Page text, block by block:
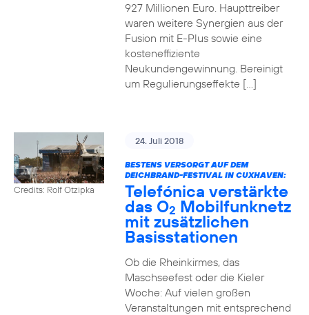
927 Millionen Euro. Haupttreiber
waren weitere Synergien aus der
Fusion mit E-Plus sowie eine
kosteneffiziente
Neukundengewinnung. Bereinigt
um Regulierungseffekte […]
Credits: Rolf Otzipka
24. Juli 2018
BESTENS VERSORGT AUF DEM
DEICHBRAND-FESTIVAL IN CUXHAVEN:
Telefónica verstärkte
das O2 Mobilfunknetz
mit zusätzlichen
Basisstationen
Ob die Rheinkirmes, das
Maschseefest oder die Kieler
Woche: Auf vielen großen
Veranstaltungen mit entsprechend